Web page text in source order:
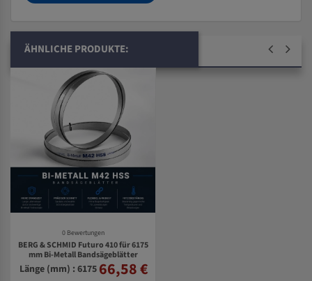
ÄHNLICHE PRODUKTE:
0 Bewertungen
BERG & SCHMID Futuro 410 für 6175
mm Bi-Metall Bandsägeblätter
Länge (mm) : 6175 66,58 €